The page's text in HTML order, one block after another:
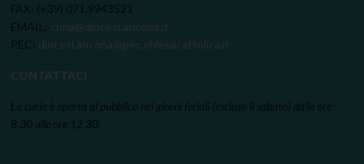
FAX: (+39) 071.9943521
EMAIL: curia@diocesi.ancona.it
PEC: diocesi.ancona@pec.chiesacattolica.it
CONTATTACI
La curia è aperta al pubblico nei giorni feriali (escluso il sabato) dalle ore
8.30 alle ore 12.30.